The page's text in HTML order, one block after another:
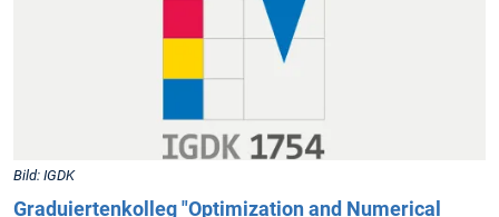
Bild: IGDK
Graduiertenkolleg "Optimization and Numerical